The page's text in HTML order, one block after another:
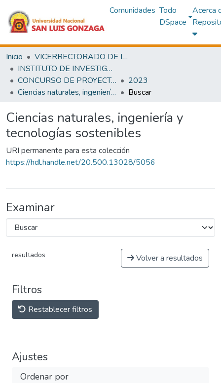
Comunidades Todo
DSpace
Acerca
Inicio
VICERRECTORADO DE INVESTIGACIÓN
INSTITUTO DE INVESTIGACIÓN
CONCURSO DE PROYECTOS DE INVESTIGACIÓN
2023
Ciencias naturales, ingeniería y tecnologías sostenibles
Buscar
Ciencias naturales, ingeniería y
tecnologías sostenibles
URI permanente para esta colección
https://hdl.handle.net/20.500.13028/5056
Examinar
resultados Volver a resultados
Filtros
Restablecer filtros
Ajustes
Ordenar por